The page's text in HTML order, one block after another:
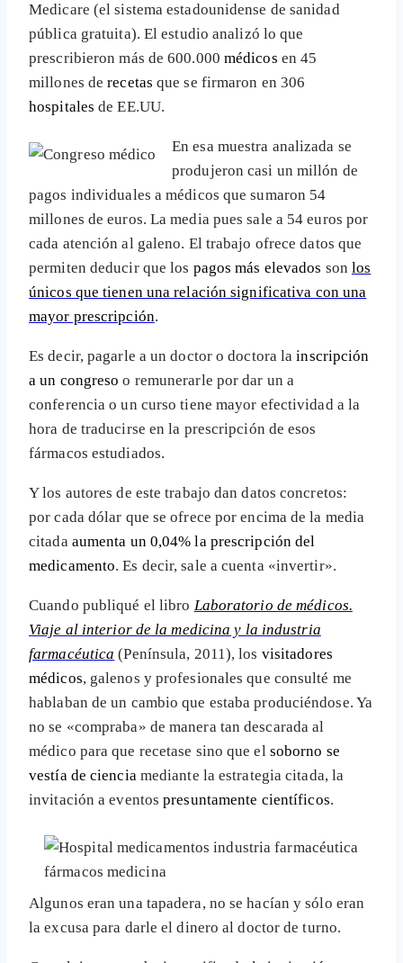
Medicare (el sistema estadounidense de sanidad
pública gratuita). El estudio analizó lo que
prescribieron más de 600.000 médicos en 45
millones derecetas que se firmaron en 306
hospitales de EE.UU.
En esa muestra analizada se
produjeron casi un millón de
pagos individuales a médicos que sumaron 54
millones de euros. La media pues sale a 54 euros por
cada atención al galeno. El trabajo ofrece datos que
permiten deducir que los pagos más elevados son los
únicos que tienen una relación significativa con una
mayor prescripción.
Es decir, pagarle a un doctor o doctora lainscripción
a un congreso o remunerarle por dar un a
conferencia o un curso tiene mayor efectividad a la
hora de traducirse en la prescripción de esos
fármacos estudiados.
Y los autores de este trabajo dan datos concretos:
por cada dólar que se ofrece por encima de la media
citada aumenta un 0,04% la prescripción del
medicamento. Es decir, sale a cuenta «invertir».
Cuando publiqué el libro Laboratorio de médicos.
Viaje al interior de la medicina y la industria
farmacéutica (Península, 2011), los visitadores
médicos, galenos y profesionales que consulté me
hablaban de un cambio que estaba produciéndose. Ya
no se «compraba» de manera tan descarada al
médico para que recetase sino que el soborno se
vestía de cienciamediante la estrategia citada, la
invitación a eventospresuntamente científicos.
Algunos eran una tapadera, no se hacían y sólo eran
la excusa para darle el dinero al doctor de turno.